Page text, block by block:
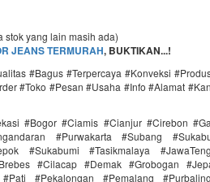
stok yang lain masih ada)
JEANS TERMURAH, BUKTIKAN...!
#Bagus #Terpercaya #Konveksi
#Toko #Pesan #Usaha #Info #Alamat
#Bogor #Ciamis #Cianjur #Cirebon
#Purwakarta #Subang
#Sukabumi #Tasikmalaya
#Cilacap #Demak #Grobogan
#Pekalongan #Pemalang